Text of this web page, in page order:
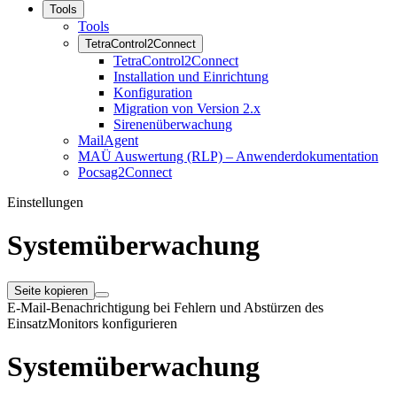
Tools
Tools
TetraControl2Connect
TetraControl2Connect
Installation und Einrichtung
Konfiguration
Migration von Version 2.x
Sirenenüberwachung
MailAgent
MAÜ Auswertung (RLP) – Anwenderdokumentation
Pocsag2Connect
Einstellungen
Systemüberwachung
Seite kopieren
E-Mail-Benachrichtigung bei Fehlern und Abstürzen des
EinsatzMonitors konfigurieren
Systemüberwachung